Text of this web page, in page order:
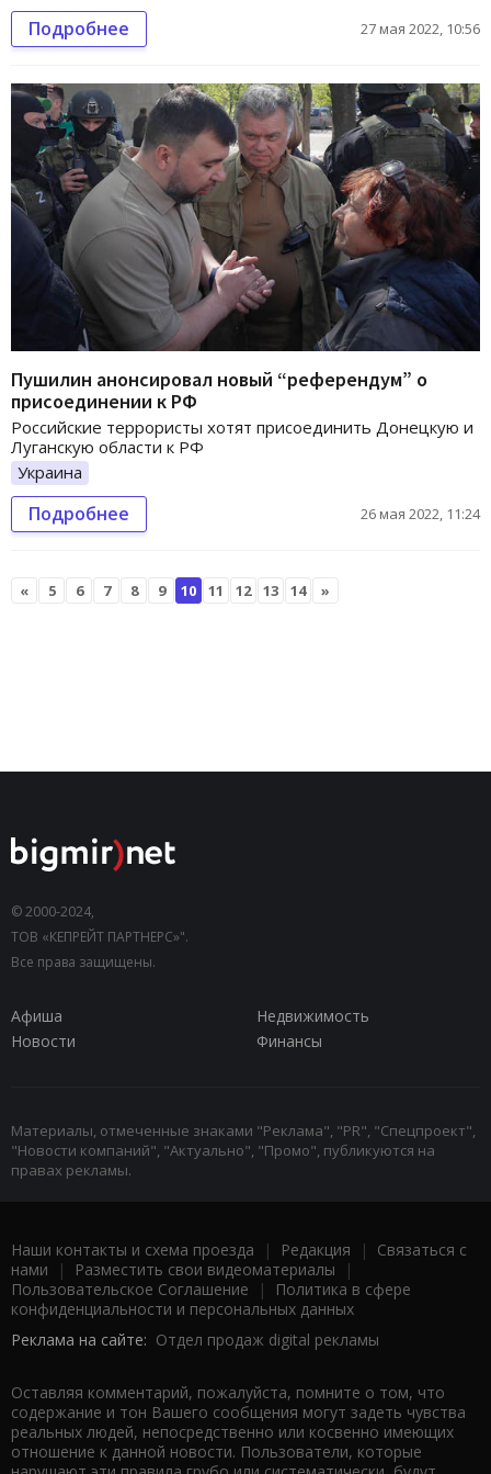
Подробнее 27 мая 2022, 10:56
Пушилин анонсировал новый “референдум” о
присоединении к РФ
Российские террористы хотят присоединить Донецкую и
Луганскую области к РФ
Украина
Подробнее 26 мая 2022, 11:24
« 5 6 7 8 9 10 11 12 13 14 »
© 2000-2024,
ТОВ «КЕПРЕЙТ ПАРТНЕРС»".
Все права защищены.
Афиша
Недвижимость
Новости
Финансы
Материалы, отмеченные знаками "Реклама", "PR", "Спецпроект",
"Новости компаний", "Актуально", "Промо", публикуются на
правах рекламы.
Наши контакты и схема проезда | Редакция | Связаться с
нами | Разместить свои видеоматериалы |
Пользовательское Соглашение |
Политика в сфере
конфиденциальности и персональных данных
Реклама на сайте: Отдел продаж digital рекламы
Оставляя комментарий, пожалуйста, помните о том, что
содержание и тон Вашего сообщения могут задеть чувства
реальных людей, непосредственно или косвенно имеющих
отношение к данной новости. Пользователи, которые